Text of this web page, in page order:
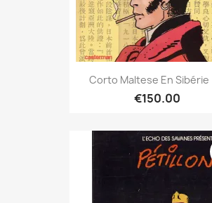
Corto Maltese En Sibérie
€150.00